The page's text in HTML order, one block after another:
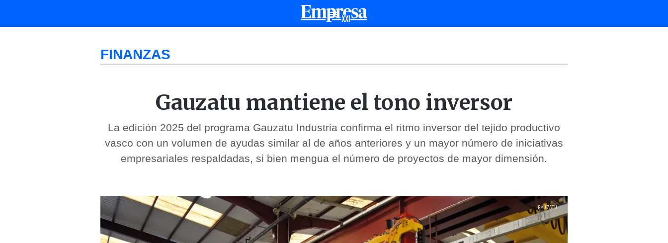
FINANZAS
Gauzatu mantiene el tono inversor
La edición 2025 del programa Gauzatu Industria confirma el ritmo inversor del tejido productivo
vasco con un volumen de ayudas similar al de años anteriores y un mayor número de iniciativas
empresariales respaldadas, si bien mengua el número de proyectos de mayor dimensión.
GAUZATU